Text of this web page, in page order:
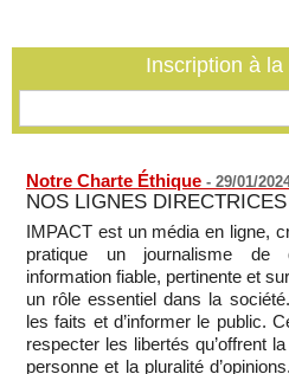
en Palestine occupée
Inscription à
Notre Charte Éthique - 29/01/
NOS LIGNES
IMPACT est un média en ligne,
pratique un journalisme de
information fiable, pertinente et
un rôle essentiel dans la
les faits et d’informer le public.
respecter les libertés qu’offrent
personne et la pluralité